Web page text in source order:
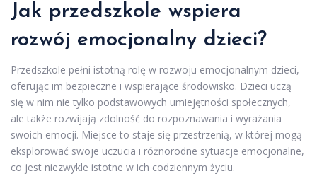
Jak przedszkole wspiera
rozwój emocjonalny dzieci?
Przedszkole pełni istotną rolę w rozwoju emocjonalnym dzieci,
oferując im bezpieczne i wspierające środowisko. Dzieci uczą
się w nim nie tylko podstawowych umiejętności społecznych,
ale także rozwijają zdolność do rozpoznawania i wyrażania
swoich emocji. Miejsce to staje się przestrzenią, w której mogą
eksplorować swoje uczucia i różnorodne sytuacje emocjonalne,
co jest niezwykle istotne w ich codziennym życiu.